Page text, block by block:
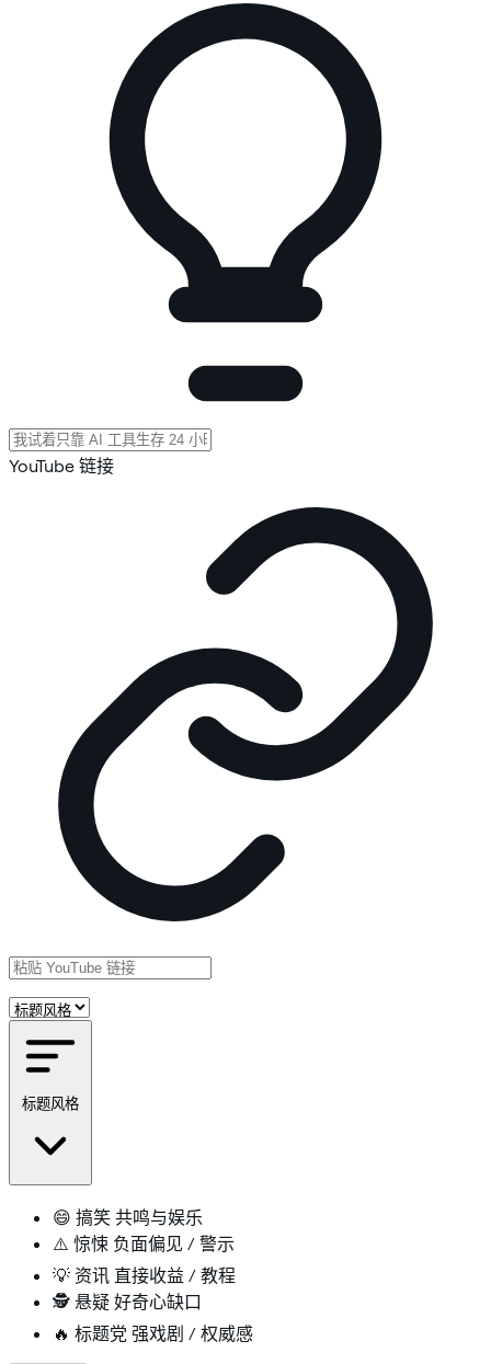
YouTube 链接
标题风格
😄 搞笑 共鸣与娱乐
⚠️ 惊悚 负面偏见 / 警示
💡 资讯 直接收益 / 教程
🕵️ 悬疑 好奇心缺口
🔥 标题党 强戏剧 / 权威感